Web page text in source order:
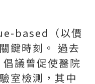
based（以價
鍵時刻。 過去
議曾促使醫院
室檢測，其中